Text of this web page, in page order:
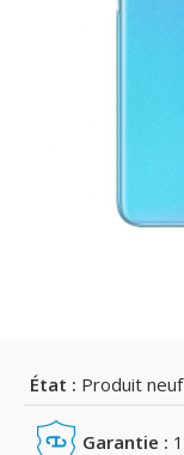
État : Produit neuf
Garantie :